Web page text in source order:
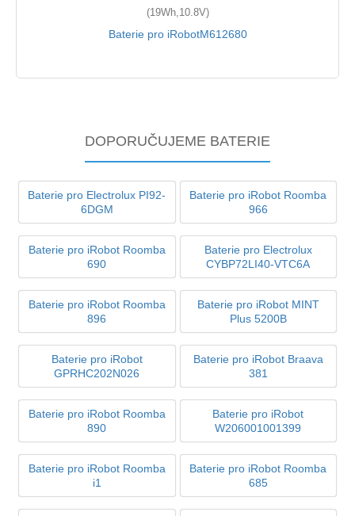
(19Wh,10.8V)
Baterie pro iRobotM612680
DOPORUČUJEME BATERIE
Baterie pro Electrolux PI92-
6DGM
Baterie pro iRobot Roomba
966
Baterie pro iRobot Roomba
690
Baterie pro Electrolux
CYBP72LI40-VTC6A
Baterie pro iRobot Roomba
896
Baterie pro iRobot MINT
Plus 5200B
Baterie pro iRobot
GPRHC202N026
Baterie pro iRobot Braava
381
Baterie pro iRobot Roomba
890
Baterie pro iRobot
W206001001399
Baterie pro iRobot Roomba
i1
Baterie pro iRobot Roomba
685